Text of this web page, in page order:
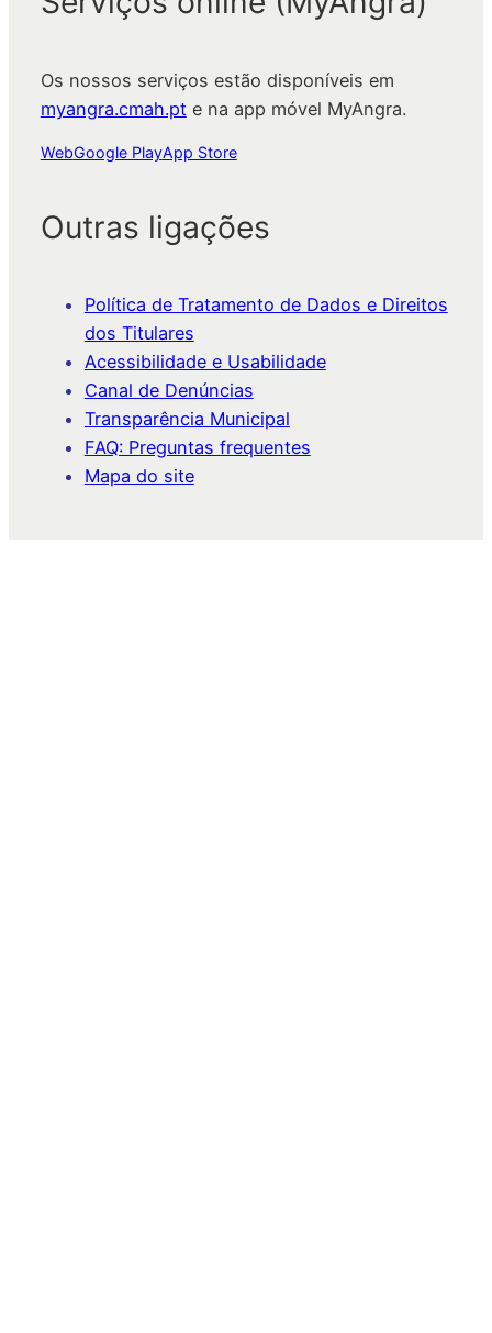
Os nossos serviços estão disponíveis em
myangra.cmah.pt e na app móvel MyAngra.
WebGoogle PlayApp Store
Outras ligações
Política de Tratamento de Dados e Direitos
dos Titulares
Acessibilidade e Usabilidade
Canal de Denúncias
Transparência Municipal
FAQ: Preguntas frequentes
Mapa do site